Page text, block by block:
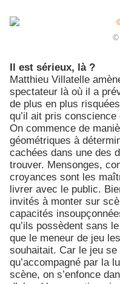
©
Il est sérieux, là ?
Matthieu Villatelle
spectateur là où il a
de plus en plus
qu’il ait pris
On commence de
géométriques à
cachées dans une des
trouver. Mensonges,
croyances sont les
livrer avec le public.
invités à monter sur
capacités
qu’ils possèdent sans
que le meneur de jeu
souhaitait. Car le jeu
qu’accompagné par la
scène, on s’enfonce